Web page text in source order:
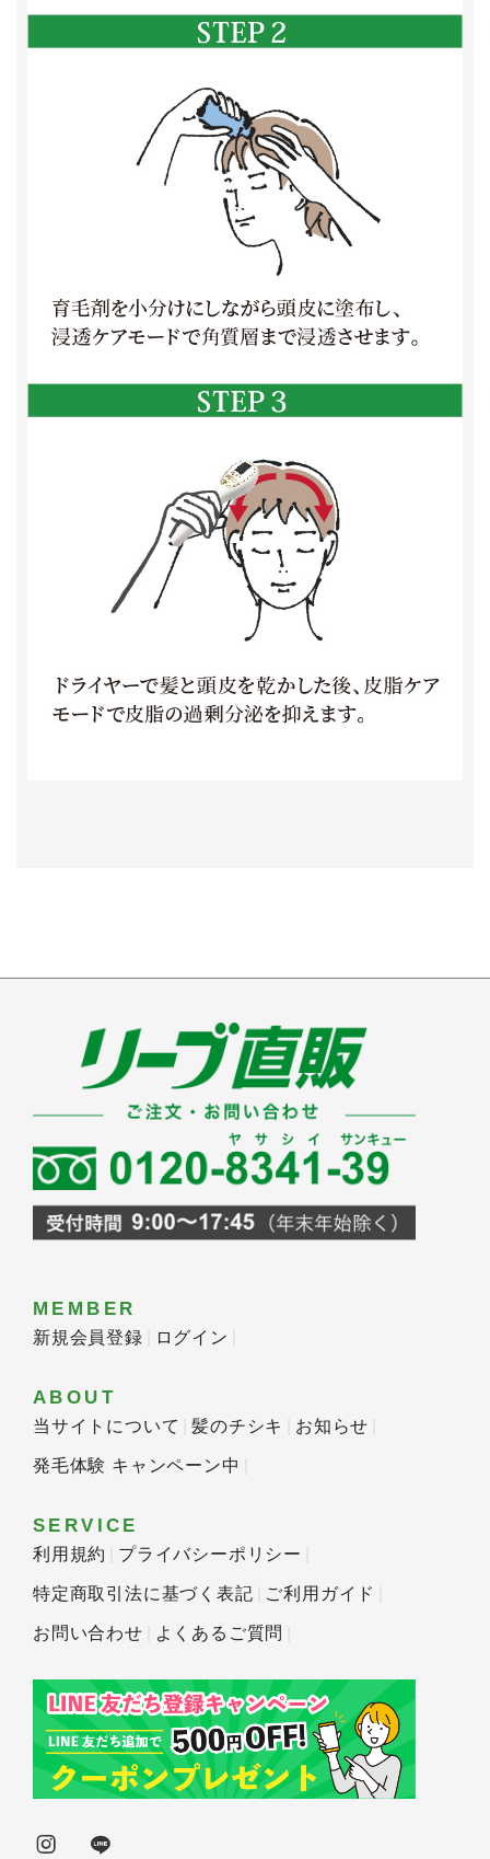
MEMBER
新規会員登録 ログイン
ABOUT
当サイトについて 髪のチシキ お知らせ
発毛体験 キャンペーン中
SERVICE
利用規約 プライバシーポリシー
特定商取引法に基づく表記 ご利用ガイド
お問い合わせ よくあるご質問